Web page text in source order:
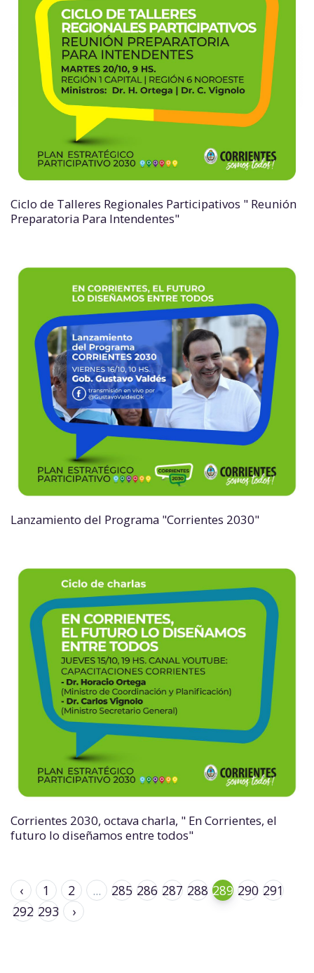
Ciclo de Talleres Regionales Participativos " Reunión
Preparatoria Para Intendentes"
Lanzamiento del Programa "Corrientes 2030"
Corrientes 2030, octava charla, " En Corrientes, el
futuro lo diseñamos entre todos"
‹ 1 2 ... 285 286 287 288 289 290 291
292 293 ›